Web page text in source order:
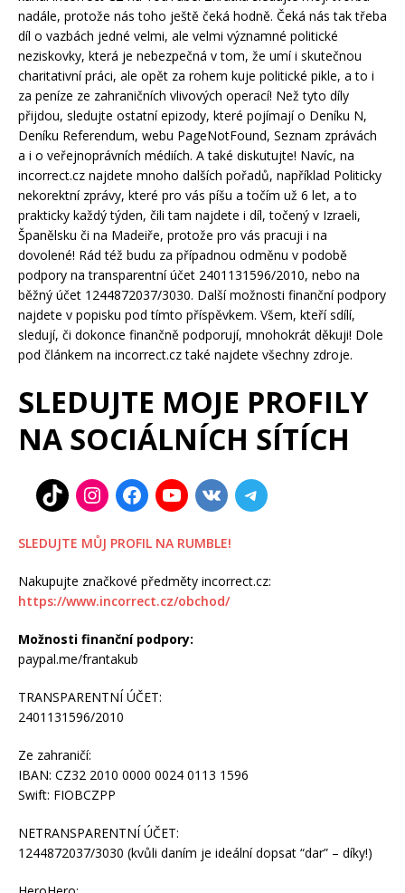
nadále, protože nás toho ještě čeká hodně. Čeká nás tak třeba
díl o vazbách jedné velmi, ale velmi významné politické
neziskovky, která je nebezpečná v tom, že umí i skutečnou
charitativní práci, ale opět za rohem kuje politické pikle, a to i
za peníze ze zahraničních vlivových operací! Než tyto díly
přijdou, sledujte ostatní epizody, které pojímají o Deníku N,
Deníku Referendum, webu PageNotFound, Seznam zprávách
a i o veřejnoprávních médiích. A také diskutujte! Navíc, na
incorrect.cz najdete mnoho dalších pořadů, například Politicky
nekorektní zprávy, které pro vás píšu a točím už 6 let, a to
prakticky každý týden, čili tam najdete i díl, točený v Izraeli,
Španělsku či na Madeiře, protože pro vás pracuji i na
dovolené! Rád též budu za případnou odměnu v podobě
podpory na transparentní účet 2401131596/2010, nebo na
běžný účet 1244872037/3030. Další možnosti finanční podpory
najdete v popisku pod tímto příspěvkem. Všem, kteří sdílí,
sledují, či dokonce finančně podporují, mnohokrát děkuji! Dole
pod článkem na incorrect.cz také najdete všechny zdroje.
SLEDUJTE MOJE PROFILY
NA SOCIÁLNÍCH SÍTÍCH
SLEDUJTE MŮJ PROFIL NA RUMBLE!
Nakupujte značkové předměty incorrect.cz:
https://www.incorrect.cz/obchod/
Možnosti finanční podpory:
paypal.me/frantakub
TRANSPARENTNÍ ÚČET:
2401131596/2010
Ze zahraničí:
IBAN: CZ32 2010 0000 0024 0113 1596
Swift: FIOBCZPP
NETRANSPARENTNÍ ÚČET:
1244872037/3030 (kvůli daním je ideální dopsat “dar” – díky!)